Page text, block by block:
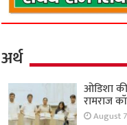
अर्थ
ओडिशा
रामराज
August